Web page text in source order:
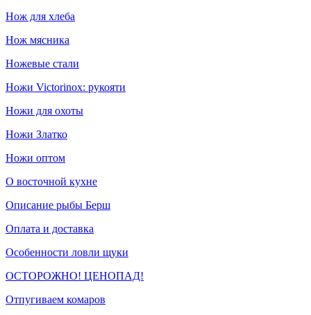
Нож для хлеба
Нож мясника
Ножевые стали
Ножи Victorinox: рукояти
Ножи для охоты
Ножи Златко
Ножи оптом
О восточной кухне
Описание рыбы Берш
Оплата и доставка
Особенности ловли щуки
ОСТОРОЖНО! ЦЕНОПАД!
Отпугиваем комаров